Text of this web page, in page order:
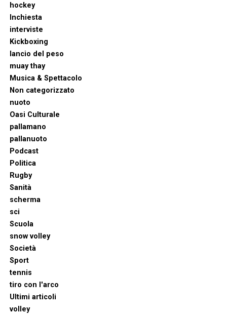
hockey
Inchiesta
interviste
Kickboxing
lancio del peso
muay thay
Musica & Spettacolo
Non categorizzato
nuoto
Oasi Culturale
pallamano
pallanuoto
Podcast
Politica
Rugby
Sanità
scherma
sci
Scuola
snow volley
Società
Sport
tennis
tiro con l'arco
Ultimi articoli
volley